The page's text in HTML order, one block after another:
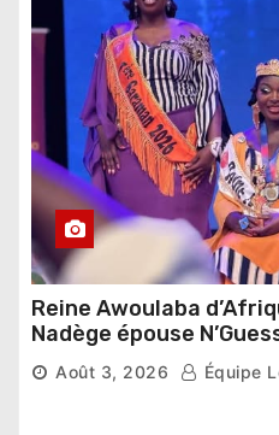
Reine Awoulaba
Nadège épouse
couronne
Août 3, 2026 Équipe